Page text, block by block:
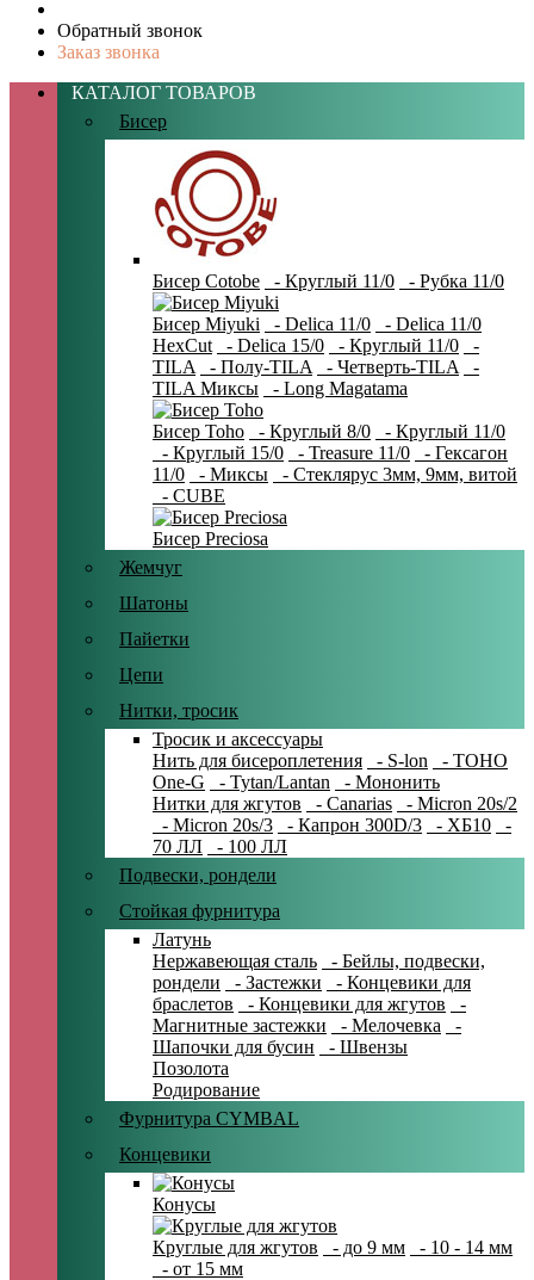
Обратный звонок
Заказ звонка
КАТАЛОГ ТОВАРОВ
Бисер
Бисер Cotobe - Круглый 11/0 - Рубка 11/0
Бисер Miyuki - Delica 11/0
- Delica 11/0
HexCut
- Delica 15/0 - Круглый 11/0
-
TILA
- Полу-TILA - Четверть-TILA
-
TILA Миксы
- Long Magatama
Бисер Toho - Круглый 8/0
- Круглый 11/0
- Круглый 15/0
- Treasure 11/0
- Гексагон
11/0
- Миксы
- Стеклярус 3мм, 9мм, витой
- CUBE
Бисер Preciosa
Жемчуг
Шатоны
Пайетки
Цепи
Нитки, тросик
Тросик и аксессуары
Нить для бисероплетения
- S-lon
- TOHO
One-G
- Tytan/Lantan
- Мононить
Нитки для жгутов
- Canarias
- Micron 20s/2
- Micron 20s/3
- Капрон 300D/3 - ХБ10
-
70 ЛЛ
- 100 ЛЛ
Подвески, рондели
Стойкая фурнитура
Латунь
Нержавеющая сталь
- Бейлы, подвески,
рондели
- Застежки
- Концевики для
браслетов
- Концевики для жгутов
-
Магнитные застежки
- Мелочевка
-
Шапочки для бусин
- Швензы
Позолота
Родирование
Фурнитура CYMBAL
Концевики
Конусы
Круглые для жгутов - до 9 мм
- 10 - 14 мм
- от 15 мм